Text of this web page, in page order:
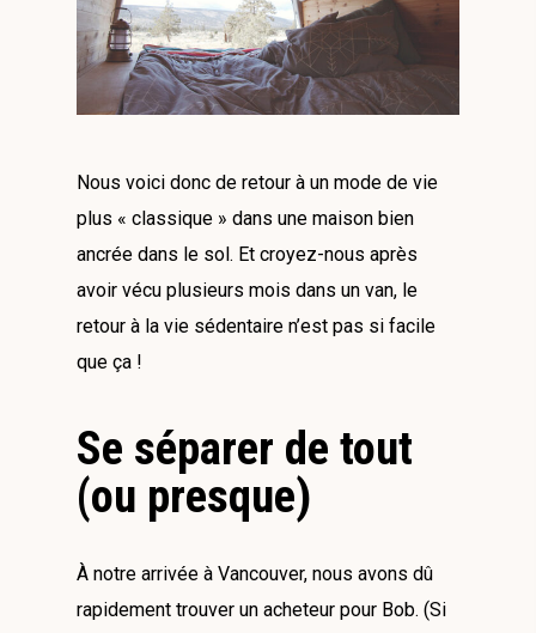
Nous voici donc de retour à un mode de vie
plus « classique » dans une maison bien
ancrée dans le sol. Et croyez-nous après
avoir vécu plusieurs mois dans un van, le
retour à la vie sédentaire n’est pas si facile
que ça !
Se séparer de tout
(ou presque)
À notre arrivée à Vancouver, nous avons dû
rapidement trouver un acheteur pour Bob. (Si